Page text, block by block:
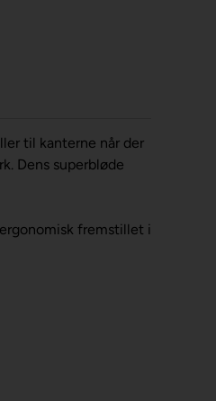
til kanterne når der
Dens superbløde
fremstillet i